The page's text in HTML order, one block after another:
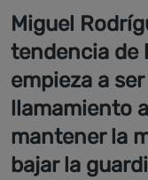
Miguel
tendencia de
empieza a
llamamiento
mantener la
bajar la